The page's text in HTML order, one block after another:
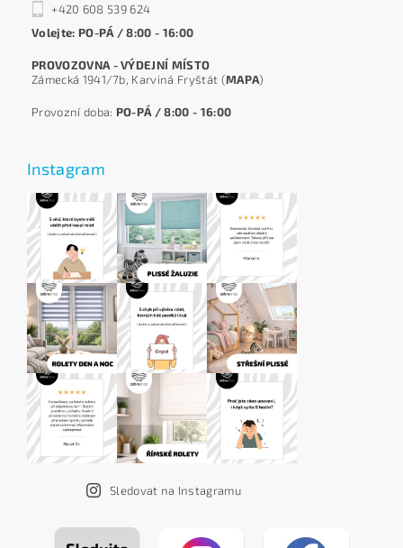
+420 608 539 624
Volejte: PO-PÁ / 8:00 - 16:00
PROVOZOVNA - VÝDEJNÍ MÍSTO
Zámecká 1941/7b, Karviná Fryštát (MAPA)
Provozní doba: PO-PÁ / 8:00 - 16:00
Instagram
Sledovat na Instagramu